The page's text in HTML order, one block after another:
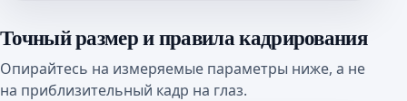
Точный размер и правила кадрирования
Опирайтесь на измеряемые параметры ниже, а не
на приблизительный кадр на глаз.